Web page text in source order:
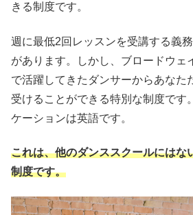
きる制度です。
週に最低2回レッスンを受講する義
があります。しかし、ブロードウェ
で活躍してきたダンサーからあなた
受けることができる特別な制度です
ケーションは英語です。
これは、他のダンススクールにはな
制度です。